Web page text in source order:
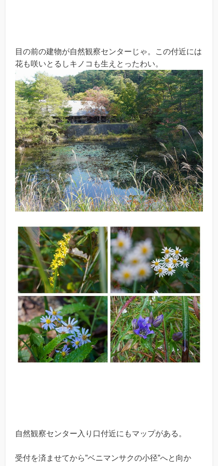
目の前の建物が自然観察センターじゃ。この付近には
花も咲いとるしキノコも生えとったわい。
自然観察センター入り口付近にもマップがある。
受付を済ませてから”ベニマンサクの小径”へと向か